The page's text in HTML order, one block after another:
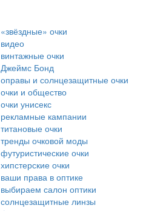
«звёздные» очки
видео
винтажные очки
Джеймс Бонд
оправы и солнцезащитные очки
очки и общество
очки унисекс
рекламные кампании
титановые очки
тренды очковой моды
футуристические очки
хипстерские очки
ваши права в оптике
выбираем салон оптики
солнцезащитные линзы